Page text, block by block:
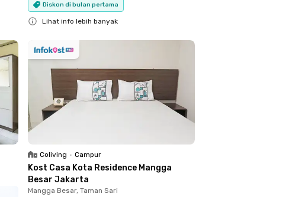
Diskon di bulan pertama
Lihat info lebih banyak
Coliving • Campur
Kost Casa Kota Residence Mangga
Besar Jakarta
Mangga Besar, Taman Sari